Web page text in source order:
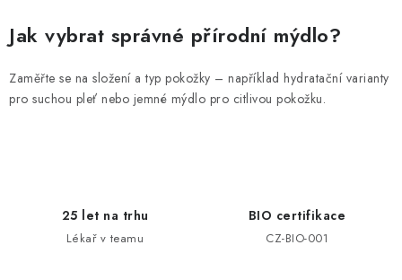
Jak vybrat správné přírodní mýdlo?
Zaměřte se na složení a typ pokožky – například hydratační varianty
pro suchou pleť nebo jemné mýdlo pro citlivou pokožku.
25 let na trhu
Lékař v teamu
BIO certifikace
CZ-BIO-001